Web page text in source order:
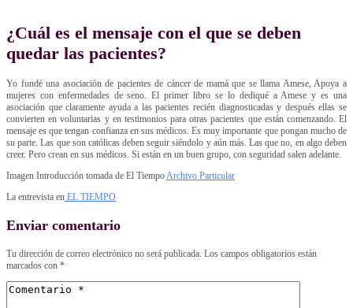
¿Cuál es el mensaje con el que se deben
quedar las pacientes?
Yo fundé una asociación de pacientes de cáncer de mamá que se llama Amese, Apoya a
mujeres con enfermedades de seno. El primer libro se lo dediqué a Amese y es una
asociación que claramente ayuda a las pacientes recién diagnosticadas y después ellas se
convierten en voluntarias y en testimonios para otras pacientes que están comenzando. El
mensaje es que tengan confianza en sus médicos. Es muy importante que pongan mucho de
su parte. Las que son católicas deben seguir siéndolo y aún más. Las que no, en algo deben
creer. Pero crean en sus médicos. Si están en un buen grupo, con seguridad salen adelante.
Imagen Introducción tomada de El TiempoArchivo Particular
La entrevista en EL TIEMPO
Enviar comentario
Tu dirección de correo electrónico no será publicada. Los campos obligatorios están
marcados con *